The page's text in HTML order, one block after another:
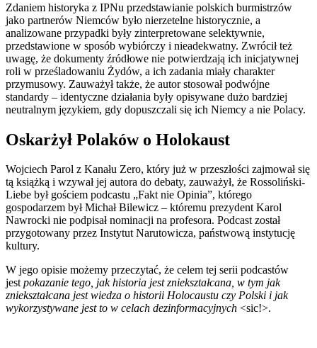
Zdaniem historyka z IPNu przedstawianie polskich burmistrzów
jako partnerów Niemców było nierzetelne historycznie, a
analizowane przypadki były zinterpretowane selektywnie,
przedstawione w sposób wybiórczy i nieadekwatny. Zwrócił też
uwagę, że dokumenty źródłowe nie potwierdzają ich inicjatywnej
roli w prześladowaniu Żydów, a ich zadania miały charakter
przymusowy. Zauważył także, że autor stosował podwójne
standardy – identyczne działania były opisywane dużo bardziej
neutralnym językiem, gdy dopuszczali się ich Niemcy a nie Polacy.
Oskarżył Polaków o Holokaust
Wojciech Parol z Kanału Zero, który już w przeszłości zajmował się
tą książką i wzywał jej autora do debaty, zauważył, że Rossoliński-
Liebe był gościem podcastu „Fakt nie Opinia”, którego
gospodarzem był Michał Bilewicz – któremu prezydent Karol
Nawrocki nie podpisał nominacji na profesora. Podcast został
przygotowany przez Instytut Narutowicza, państwową instytucję
kultury.
W jego opisie możemy przeczytać, że celem tej serii podcastów
jestpokazanie tego, jak historia jest zniekształcana, w tym jak
zniekształcana jest wiedza o historii Holocaustu czy Polski i jak
wykorzystywane jest to w celach dezinformacyjnych <sic!>.